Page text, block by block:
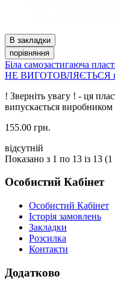
В закладки
порівняння
Біла самозастигаюча
НЕ ВИГОТОВЛЯЄТЬСЯ
! Зверніть увагу ! - ця
випускається
155.00 грн.
відсутній
Показано з 1 по 13 із 13 (1
Особистий Кабінет
Особистий Кабінет
Історія замовлень
Закладки
Розсилка
Контакти
Додатково